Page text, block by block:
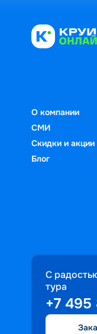
О компании
СМИ
Скидки и акции
Блог
С
тура
+7